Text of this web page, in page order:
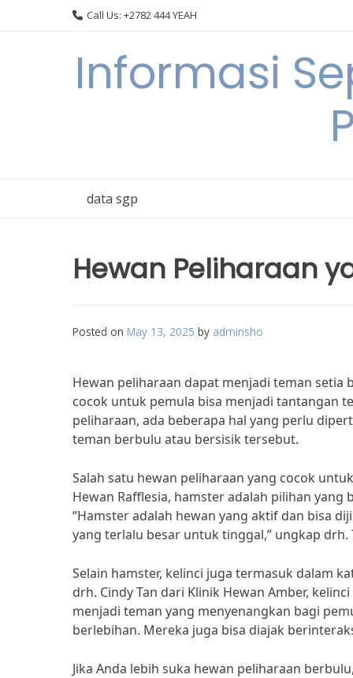
Call Us: +2782 444 YEAH
Informasi
data sgp
Hewan Peliharaan
Posted on May 13, 2025 by adminsho
Hewan peliharaan dapat menjadi teman
cocok untuk pemula bisa menjadi tantangan
peliharaan, ada beberapa hal yang perlu
teman berbulu atau bersisik tersebut.
Salah satu hewan peliharaan yang cocok
Hewan Rafflesia, hamster adalah pilihan
“Hamster adalah hewan yang aktif dan bisa
yang terlalu besar untuk tinggal,” ungkap drh.
Selain hamster, kelinci juga termasuk dalam
drh. Cindy Tan dari Klinik Hewan Amber,
menjadi teman yang menyenangkan bagi
berlebihan. Mereka juga bisa diajak
Jika Anda lebih suka hewan peliharaan